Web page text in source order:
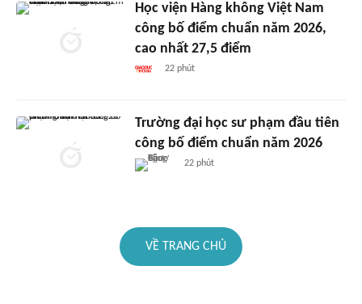
Học viện Hàng không Việt Nam
công bố điểm chuẩn năm 2026,
cao nhất 27,5 điểm
22 phút
Trường đại học sư phạm đầu tiên
công bố điểm chuẩn năm 2026
22 phút
VỀ TRANG CHỦ